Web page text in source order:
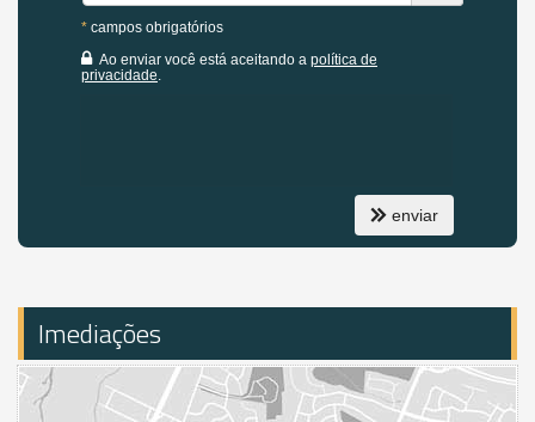
Endereço:
Rua 3000
Centro
* campos obrigatórios
Ao enviar você está aceitando a política de
privacidade
enviar
Imediações